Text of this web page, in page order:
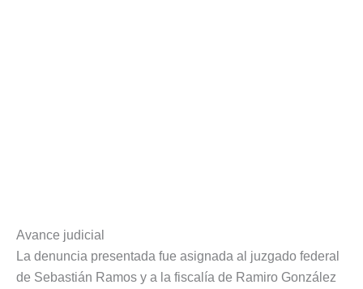
Avance judicial
La denuncia presentada fue asignada al juzgado federal
de Sebastián Ramos y a la fiscalía de Ramiro González